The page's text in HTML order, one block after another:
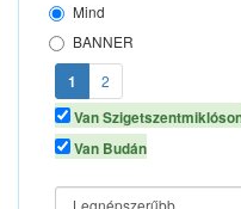
Alkatrészek
Mind
BANNER
CSB
EXIDE
GLOBE
KRAFTON
LEAFTRON
1
2
Van
Van Budán